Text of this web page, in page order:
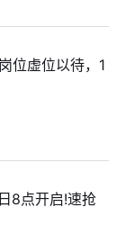
位虚位以待，1
8点开启!速抢